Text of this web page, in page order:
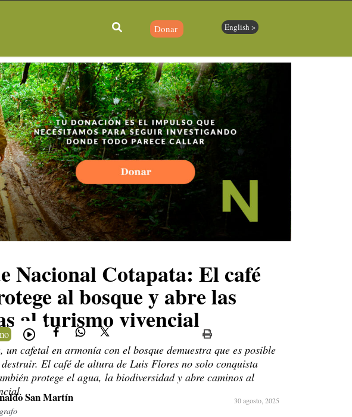
Donar English >
Nacional Cotapata: El café
al bosque y abre las
al turismo vivencial
un cafetal en armonía con el bosque demuestra que es posible
El café de altura de Luis Flores no solo conquista
protege el agua, la biodiversidad y abre caminos al
30 agosto, 2025
San Martín